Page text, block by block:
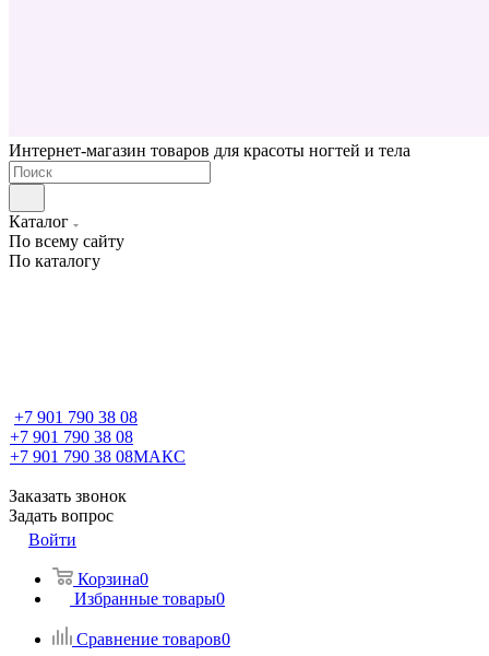
Интернет-магазин товаров для красоты ногтей и тела
Каталог
По всему сайту
По каталогу
+7 901 790 38 08
+7 901 790 38 08
+7 901 790 38 08МАКС
Заказать звонок
Задать вопрос
Войти
Корзина0
Избранные товары0
Сравнение товаров0